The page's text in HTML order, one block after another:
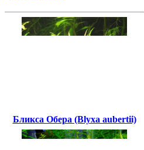
Бликса Обера (Blyxa aubertii)